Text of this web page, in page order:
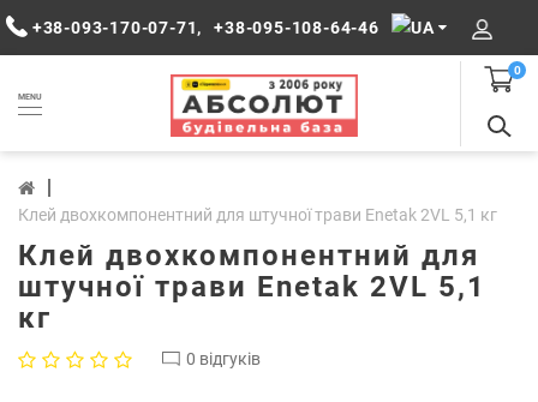
+38-093-170-07-71, +38-095-108-64-46
MENU
0
Клей двохкомпонентний для штучної трави Enetak 2VL 5,1 кг
Клей двохкомпонентний для
штучної трави Enetak 2VL 5,1
кг
0 відгуків